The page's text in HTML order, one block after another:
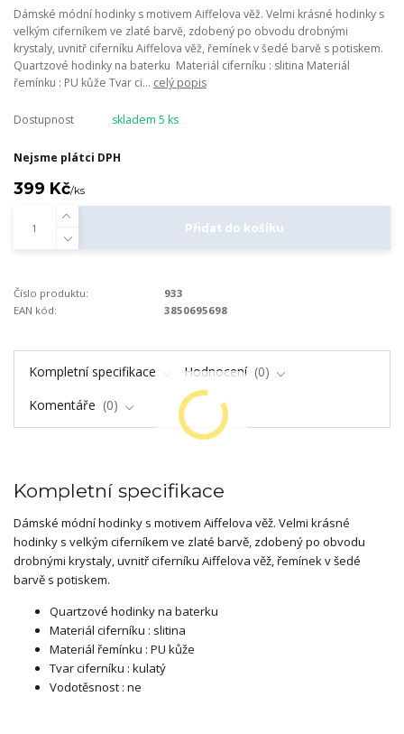
Dámské módní hodinky s motivem Aiffelova věž. Velmi krásné hodinky s
velkým ciferníkem ve zlaté barvě, zdobený po obvodu drobnými
krystaly, uvnitř ciferníku Aiffelova věž, řemínek v šedé barvě s potiskem.
Quartzové hodinky na baterku Materiál ciferníku : slitina Materiál
řemínku : PU kůže Tvar ci... celý popis
Dostupnost skladem 5 ks
Nejsme plátci DPH
399 Kč/ks
Přidat do košíku
Číslo produktu:
933
EAN kód:
3850695698
Kompletní specifikace Hodnocení
0
Komentáře
0
Kompletní specifikace
Dámské módní hodinky s motivem Aiffelova věž. Velmi krásné
hodinky s velkým ciferníkem ve zlaté barvě, zdobený po obvodu
drobnými krystaly, uvnitř ciferníku Aiffelova věž, řemínek v šedé
barvě s potiskem.
Quartzové hodinky na baterku
Materiál ciferníku : slitina
Materiál řemínku : PU kůže
Tvar ciferníku : kulatý
Vodotěsnost : ne